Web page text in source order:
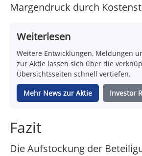
Margendruck durch
Weiterlesen
Weitere Entwicklungen, Meldungen
zur Aktie lassen sich über die
Übersichtsseiten schnell vertiefen.
Mehr News zur Aktie Investor
Fazit
Die Aufstockung der